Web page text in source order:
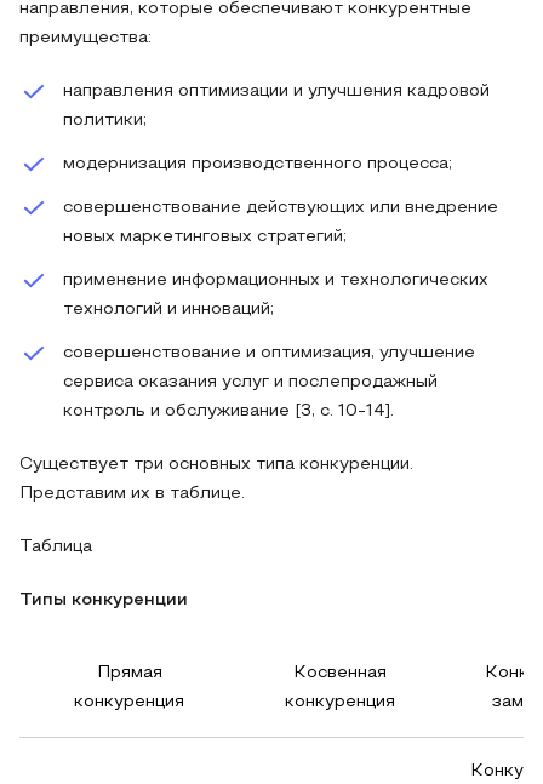
направления, которые обеспечивают конкурентные
преимущества:
направления оптимизации и улучшения кадровой
политики;
модернизация производственного процесса;
совершенствование действующих или внедрение
новых маркетинговых стратегий;
применение информационных и технологических
технологий и инноваций;
совершенствование и оптимизация, улучшение
сервиса оказания услуг и послепродажный
контроль и обслуживание [3, с. 10-14].
Существует три основных типа конкуренции.
Представим их в таблице.
Таблица
Типы конкуренции
Прямая
конкуренция
Косвенная
конкуренция